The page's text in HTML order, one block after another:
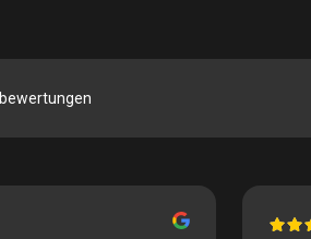
bewertungen